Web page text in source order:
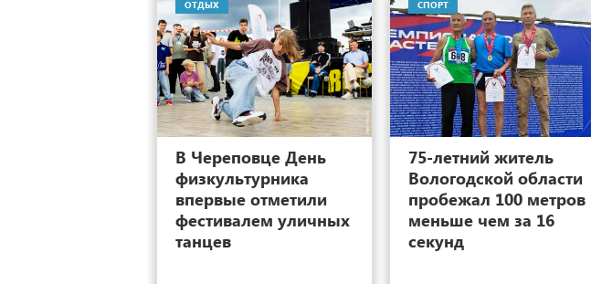
ОТДЫХ
16
В Череповце День
физкультурника
впервые отметили
фестивалем уличных
танцев
СПОРТ
23
75-летний житель
Вологодской области
пробежал 100 метров
меньше чем за 16
секунд